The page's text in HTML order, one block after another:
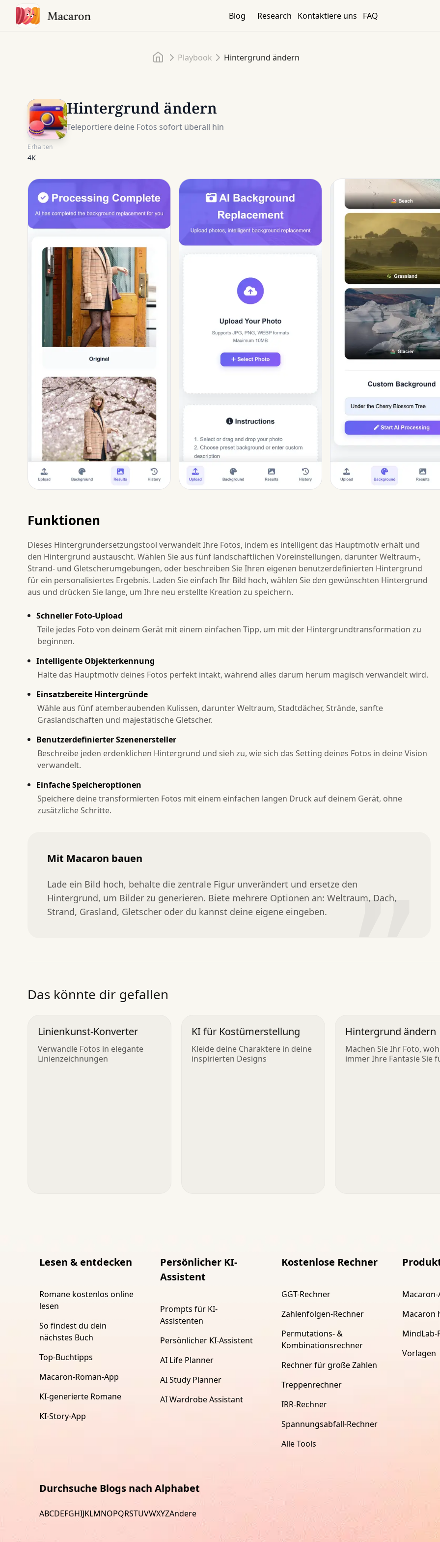
Blog Research Kontaktiere uns FAQ
Startseite
Playbook Hintergrund ändern
Hintergrund ändern
Teleportiere deine Fotos sofort überall hin
Erhalten
4K
Funktionen
Dieses Hintergrundersetzungstool verwandelt Ihre Fotos, indem es intelligent das Hauptmotiv erhält und
den Hintergrund austauscht. Wählen Sie aus fünf landschaftlichen Voreinstellungen, darunter Weltraum-,
Strand- und Gletscherumgebungen, oder beschreiben Sie Ihren eigenen benutzerdefinierten Hintergrund
für ein personalisiertes Ergebnis. Laden Sie einfach Ihr Bild hoch, wählen Sie den gewünschten Hintergrund
aus und drücken Sie lange, um Ihre neu erstellte Kreation zu speichern.
Schneller Foto-Upload
Teile jedes Foto von deinem Gerät mit einem einfachen Tipp, um mit der Hintergrundtransformation zu
beginnen.
Intelligente Objekterkennung
Halte das Hauptmotiv deines Fotos perfekt intakt, während alles darum herum magisch verwandelt wird.
Einsatzbereite Hintergründe
Wähle aus fünf atemberaubenden Kulissen, darunter Weltraum, Stadtdächer, Strände, sanfte
Graslandschaften und majestätische Gletscher.
Benutzerdefinierter Szenenersteller
Beschreibe jeden erdenklichen Hintergrund und sieh zu, wie sich das Setting deines Fotos in deine Vision
verwandelt.
Einfache Speicheroptionen
Speichere deine transformierten Fotos mit einem einfachen langen Druck auf deinem Gerät, ohne
zusätzliche Schritte.
Mit Macaron bauen
Lade ein Bild hoch, behalte die zentrale Figur unverändert und ersetze den
Hintergrund, um Bilder zu generieren. Biete mehrere Optionen an: Weltraum, Dach,
Strand, Grasland, Gletscher oder du kannst deine eigene eingeben.
”
Das könnte dir gefallen
Linienkunst-Konverter
Verwandle Fotos in elegante
Linienzeichnungen
KI für Kostümerstellung
Kleide deine Charaktere in deine
inspirierten Designs
Hintergrund ändern
Machen Sie Ihr Foto,
immer Ihre Fantasie Sie
Lesen & entdecken
Romane kostenlos online
lesen
So findest du dein
nächstes Buch
Top-Buchtipps
Macaron-Roman-App
KI-generierte Romane
KI-Story-App
Persönlicher KI-
Assistent
Prompts für KI-
Assistenten
Persönlicher KI-Assistent
AI Life Planner
AI Study Planner
AI Wardrobe Assistant
Kostenlose Rechner
GGT-Rechner
Zahlenfolgen-Rechner
Permutations- &
Kombinationsrechner
Rechner für große Zahlen
Treppenrechner
IRR-Rechner
Spannungsabfall-Rechner
Alle Tools
Macaron-
Macaron
MindLab-
Vorlagen
Durchsuche Blogs nach Alphabet
ABCDEFGHIJKLMNOPQRSTUVWXYZAndere